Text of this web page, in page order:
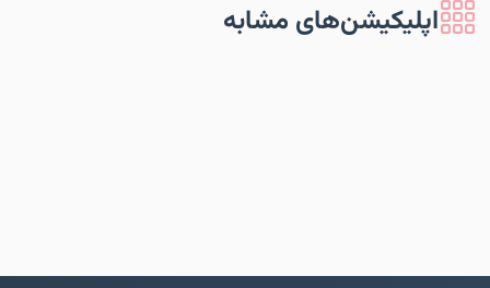
اپلیکیشن‌های مشابه